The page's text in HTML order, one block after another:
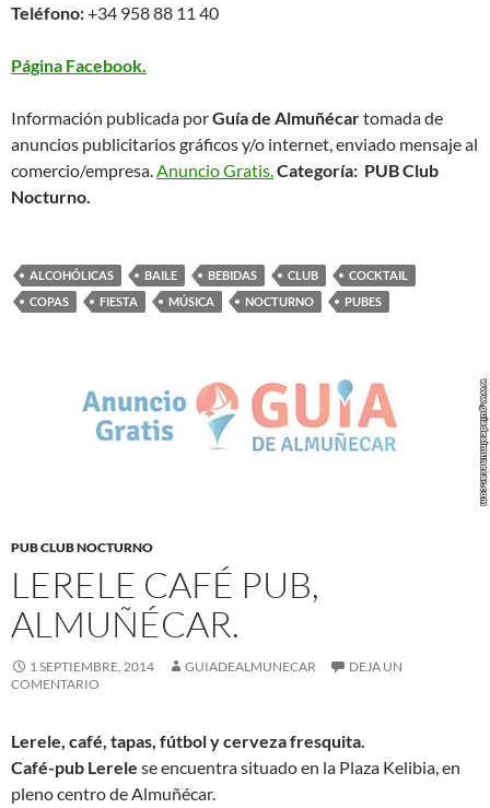
Teléfono:+34 958 88 11 40
Página Facebook.
Información publicada porGuía de Almuñécartomada de
anuncios publicitarios gráficos y/o internet, enviado mensaje al
comercio/empresa. Anuncio Gratis. Categoría: PUB Club
Nocturno.
ALCOHÓLICAS BAILE BEBIDAS CLUB
COCKTAIL
COPAS
FIESTA MÚSICA NOCTURNO PUBES
PUB CLUB NOCTURNO
LERELE CAFÉ PUB,
ALMUÑÉCAR.
1 SEPTIEMBRE, 2014 GUIADEALMUNECAR
DEJA UN
COMENTARIO
Lerele, café, tapas, fútbol y cerveza fresquita.
Café-pub Lerele se encuentra situado en la Plaza Kelibia, en
pleno centro de Almuñécar.